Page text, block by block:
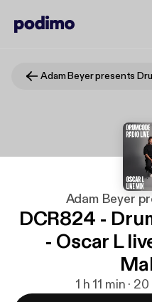
Adam Beyer
DCR824 -
- Oscar L
1 h 11 min ·